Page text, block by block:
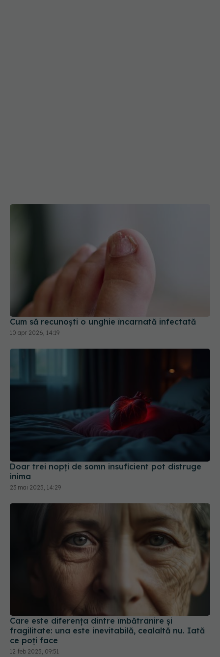
Cum să recunoști o unghie încarnată infectată
10 apr 2026, 14:19
Doar trei nopți de somn insuficient pot distruge
inima
23 mai 2025, 14:29
Care este diferența dintre îmbătrânire și
fragilitate: una este inevitabilă, cealaltă nu. Iată
ce poți face
12 feb 2025, 09:51